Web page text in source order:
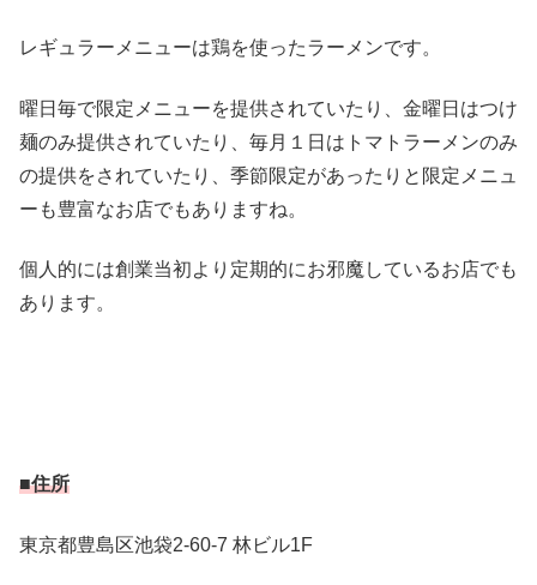
レギュラーメニューは鶏を使ったラーメンです。
曜日毎で限定メニューを提供されていたり、金曜日はつけ
麺のみ提供されていたり、毎月１日はトマトラーメンのみ
の提供をされていたり、季節限定があったりと限定メニュ
ーも豊富なお店でもありますね。
個人的には創業当初より定期的にお邪魔しているお店でも
あります。
■住所
東京都豊島区池袋2-60-7 林ビル1F